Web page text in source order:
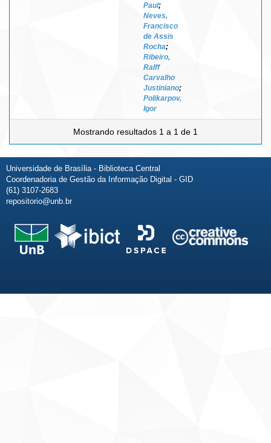
Paul;
Neves,
Francisco
de Assis
Rocha;
Ribeiro,
Ralff
Carvalho
Justiniano;
Polikarpov,
Igor
Mostrando resultados 1 a 1 de 1
Universidade de Brasília - Biblioteca Central
Coordenadoria de Gestão da Informação Digital - GID
(61) 3107-2683
repositorio@unb.br